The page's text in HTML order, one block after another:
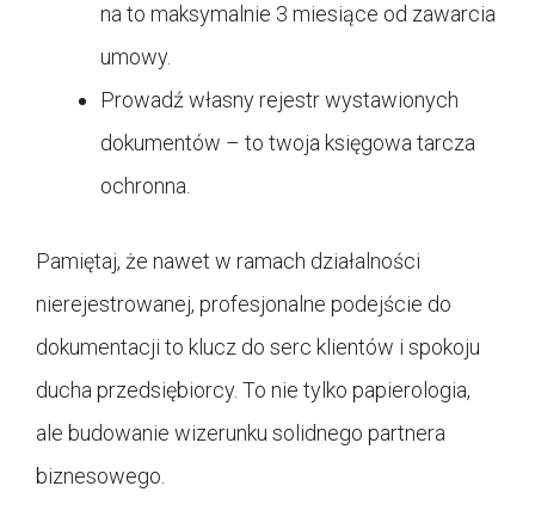
na to maksymalnie 3 miesiące od zawarcia
umowy.
Prowadź własny rejestr wystawionych
dokumentów – to twoja księgowa tarcza
ochronna.
Pamiętaj, że nawet w ramach działalności
nierejestrowanej, profesjonalne podejście do
dokumentacji to klucz do serc klientów i spokoju
ducha przedsiębiorcy. To nie tylko papierologia,
ale budowanie wizerunku solidnego partnera
biznesowego.